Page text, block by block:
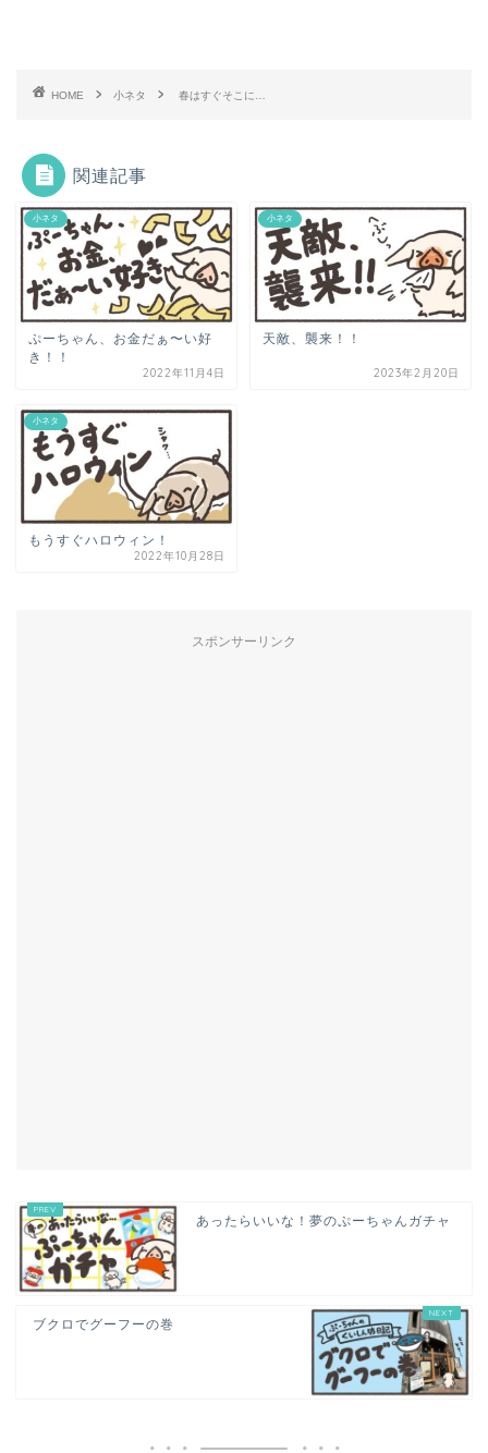
HOME 小ネタ 春はすぐそこに…
関連記事
小ネタ
ぷーちゃん、お金だぁ〜い好
き！！
2022年11月4日
小ネタ
天敵、襲来！！
2023年2月20日
小ネタ
もうすぐハロウィン！
2022年10月28日
スポンサーリンク
あったらいいな！夢のぷーちゃんガチャ
ブクロでグーフーの巻